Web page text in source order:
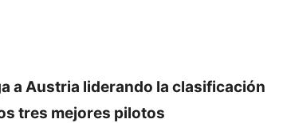
a Austria liderando la clasificación
tres mejores pilotos